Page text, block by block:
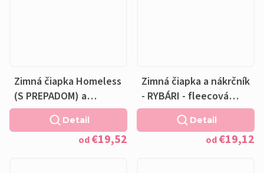
Zimná čiapka Homeless
(S PREPADOM) a
nákrčník - RYBÁRI -
fleecová čierna
od€19,52
Detail
Zimná čiapka a nákrčník
- RYBÁRI - fleecová
čierna podšívka
od€19,12
Detail